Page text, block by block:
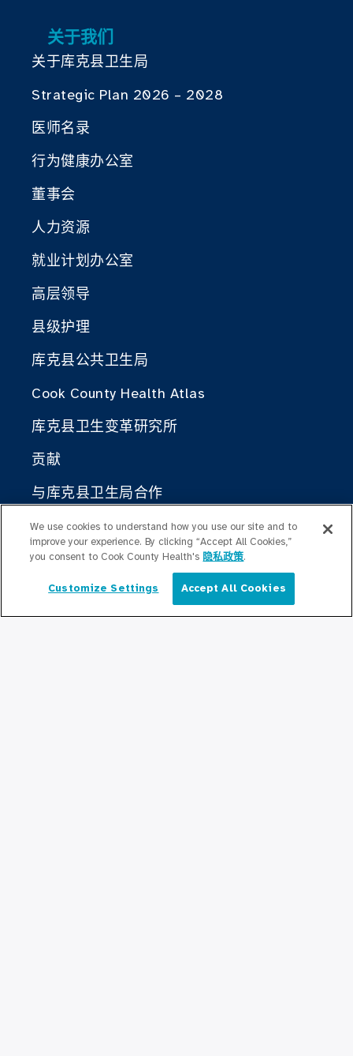
关于我们
关于库克县卫生局
Strategic Plan 2026 – 2028
医师名录
行为健康办公室
董事会
人力资源
就业计划办公室
高层领导
县级护理
库克县公共卫生局
Cook County Health Atlas
库克县卫生变革研究所
贡献
与库克县卫生局合作
对于医疗专业人士
奖学金计划
居住计划
简体中文
We use cookies to understand how you use our site and to
improve your experience. By clicking “Accept All Cookies,”
you consent to Cook County Health's 隐私政策.
Customize Settings Accept All Cookies